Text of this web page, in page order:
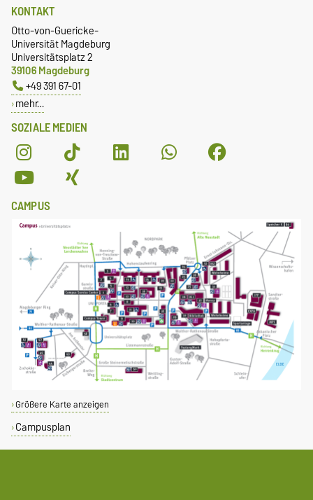
SOZIALE MEDIEN
KONTAKT
Otto-von-Guericke-
Universität Magdeburg
Universitätsplatz 2
39106 Magdeburg
+49 391 67-01
mehr…
CAMPUS
Größere Karte anzeigen
Campusplan